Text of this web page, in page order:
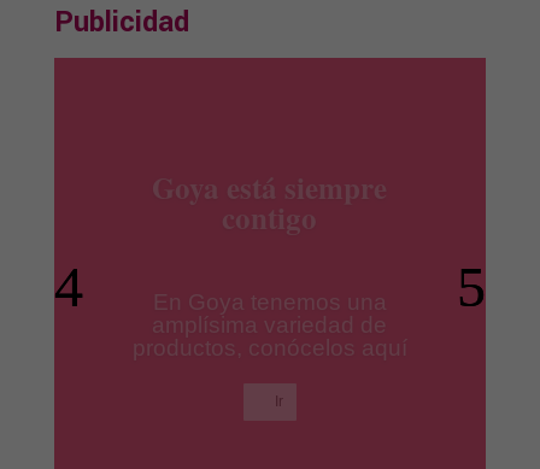
Publicidad
productos Ile España
Los mejores productos para
tus platos preferidos.